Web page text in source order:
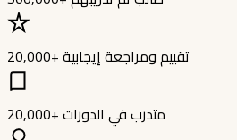
20,000+تقييم ومراجعة إيجابية
20,000+متدرب في الدورات